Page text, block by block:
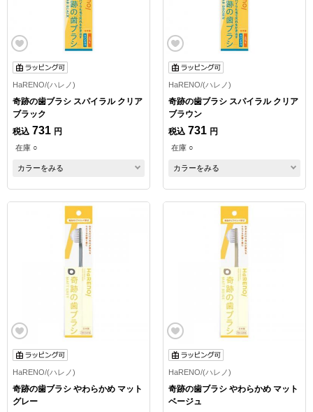
HaRENO/(ハレノ)
奇跡の歯ブラシ スパイラル クリア
ブラック
税込 731 円
在庫 ○
カラーをみる
HaRENO/(ハレノ)
奇跡の歯ブラシ スパイラル クリア
ブラウン
税込 731 円
在庫 ○
カラーをみる
HaRENO/(ハレノ)
奇跡の歯ブラシ やわらかめ マット
グレー
HaRENO/(ハレノ)
奇跡の歯ブラシ やわらかめ マット
ベージュ